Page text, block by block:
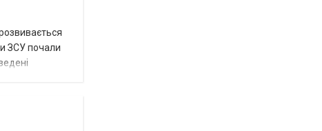
ЗСУ почали